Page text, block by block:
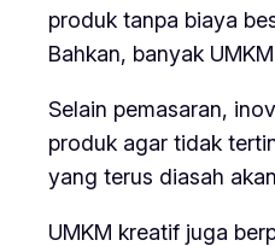
produk tanpa biaya
Bahkan, banyak
Selain pemasaran,
produk agar tidak
yang terus diasah
UMKM kreatif juga